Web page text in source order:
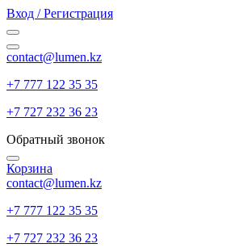
Вход / Регистрация
contact@lumen.kz
+7 777 122 35 35
+7 727 232 36 23
Обратный звонок
Корзина
contact@lumen.kz
+7 777 122 35 35
+7 727 232 36 23